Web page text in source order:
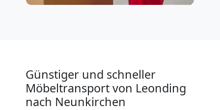
Günstiger und schneller
Möbeltransport von Leonding
nach Neunkirchen